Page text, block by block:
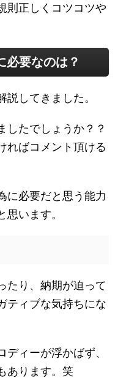
則正しくコツコツや
必要なのは？
してきました。
したでしょうか？？
ればコメント頂ける
に必要だと思う能力
います。
たり、納期が迫って
ティブな気持ちにな
ィーが浮かばず、
あります。笑